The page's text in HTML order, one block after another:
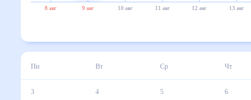
8 авг 9 авг 10 авг 11 авг 12 авг 13 авг
Пн Вт Ср Чт
3 4 5 6